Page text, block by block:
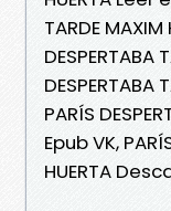
TARDE
DESPERTABA
DESPERTABA
PARÍS
Epub VK,
HUERTA